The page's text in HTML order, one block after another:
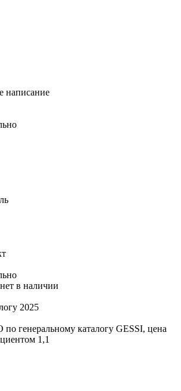
написание
в наличии
2025
генеральному каталогу GESSI, цена
1,1